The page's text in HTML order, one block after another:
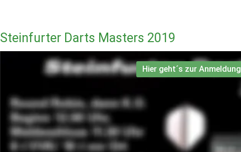
Steinfurter Darts Masters 2019
Hier geht´s zur Anmeldung